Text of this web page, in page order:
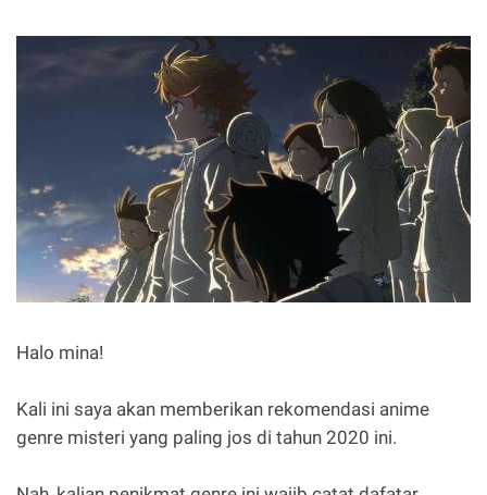
Halo mina!
Kali ini saya akan memberikan rekomendasi anime
genre misteri yang paling jos di tahun 2020 ini.